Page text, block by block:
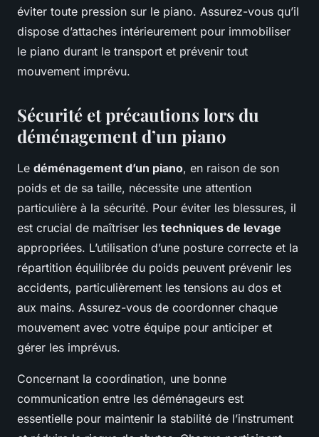
éviter toute pression sur le piano. Assurez-vous qu’il
dispose d’attaches intérieurement pour immobiliser
le piano durant le transport et prévenir tout
mouvement imprévu.
Sécurité et précautions lors du
déménagement d’un piano
Le déménagement d’un piano, en raison de son
poids et de sa taille, nécessite une attention
particulière à la sécurité. Pour éviter les blessures, il
est crucial de maîtriser les techniques de levage
appropriées. L’utilisation d’une posture correcte et la
répartition équilibrée du poids peuvent prévenir les
accidents, particulièrement les tensions au dos et
aux mains. Assurez-vous de coordonner chaque
mouvement avec votre équipe pour anticiper et
gérer les imprévus.
Concernant la coordination, une bonne
communication entre les déménageurs est
essentielle pour maintenir la stabilité de l’instrument